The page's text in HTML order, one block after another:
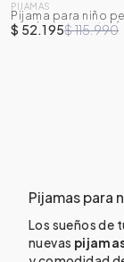
-55 %
PIJAMAS
Pijama para niño
camiseta y pantalón
$ 52.195$ 115.990
Pijamas para
Los sueños de
nuevas